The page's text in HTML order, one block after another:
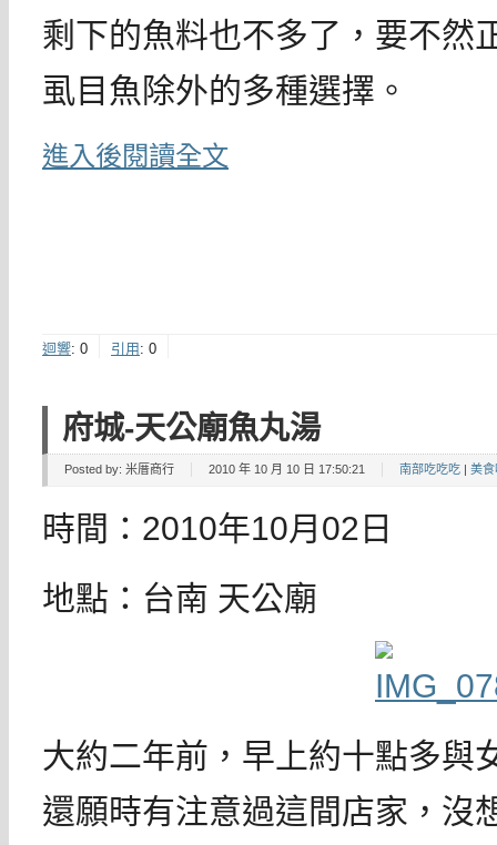
剩下的魚料也不多了，要不然
虱目魚除外的多種選擇。
進入後閱讀全文
迴響: 0 引用 : 0
府城-天公廟魚丸湯
Posted by: 米厝商行 2010 年 10 月 10 日 17:50:21 南部吃吃吃 美食
時間：2010年10月02日
地點：台南 天公廟
大約二年前，早上約十點多與
還願時有注意過這間店家，沒